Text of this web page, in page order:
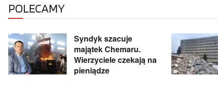
POLECAMY
Syndyk szacuje
majątek Chemaru.
Wierzyciele czekają na
pieniądze